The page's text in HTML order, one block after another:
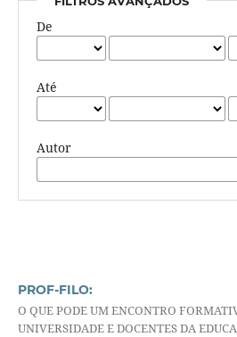
De
Até
Autor
PROF-FILO:
O QUE PODE UM ENCONTRO
UNIVERSIDADE E DOCENTES DA